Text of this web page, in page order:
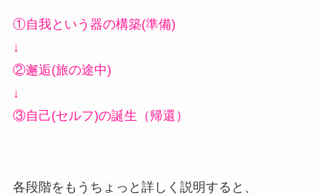
①自我という器の構築(準備)
↓
②邂逅(旅の途中)
↓
③自己(セルフ)の誕生（帰還）
各段階をもうちょっと詳しく説明すると、